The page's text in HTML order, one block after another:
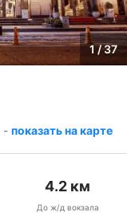
1 / 37
- показать на карте
4.2 км
До ж/д вокзала